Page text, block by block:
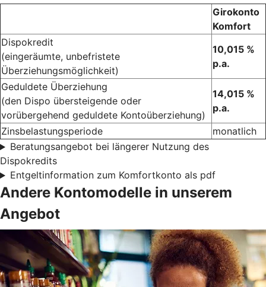
Girokonto
Komfort
Dispokredit
(eingeräumte, unbefristete
Überziehungsmöglichkeit)
10,015 %
p.a.
Geduldete Überziehung
(den Dispo übersteigende oder
vorübergehend geduldete Kontoüberziehung)
14,015 %
p.a.
Zinsbelastungsperiode
monatlich
Beratungsangebot bei längerer Nutzung des
Dispokredits
Entgeltinformation zum Komfortkonto als pdf
Andere Kontomodelle in unserem
Angebot